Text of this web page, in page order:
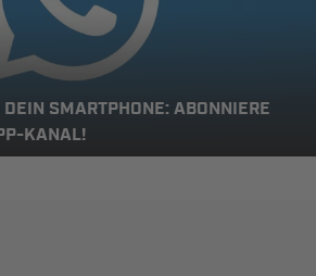
SMARTPHONE: ABONNIERE
KANAL!